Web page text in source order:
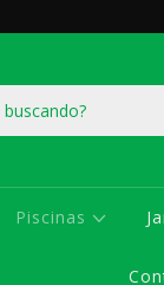
Piscinas